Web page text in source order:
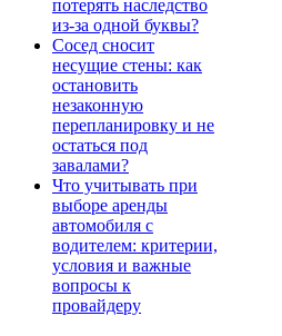
потерять наследство
из-за одной буквы?
Сосед сносит
несущие стены: как
остановить
незаконную
перепланировку и не
остаться под
завалами?
Что учитывать при
выборе аренды
автомобиля с
водителем: критерии,
условия и важные
вопросы к
провайдеру